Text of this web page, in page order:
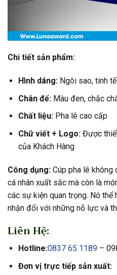
Chi tiết sản phẩm:
Hình dáng: Ngôi sao, tinh
Chân đế: Màu đen, chắc
Chất liệu: Pha lê cao cấp
Chữ viết + Logo: Được
của Khách Hàng
Công dụng: Cúp pha lê không
cá nhân xuất sắc mà còn là
các sự kiện quan trọng. Nó
nhận đối với những nỗ lực và
Liên Hệ:
Hotline:0837 65 1189–
Đơn vị trực tiếp sản xuất: